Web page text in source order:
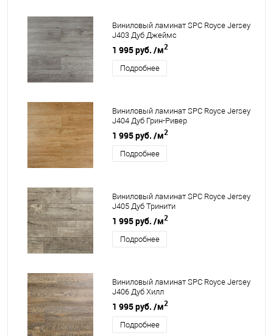
Виниловый ламинат SPC Royce Jersey
J403 Дуб Джеймс
1 995 руб. /м2
Подробнее
Виниловый ламинат SPC Royce Jersey
J404 Дуб Грин-Ривер
1 995 руб. /м2
Подробнее
Виниловый ламинат SPC Royce Jersey
J405 Дуб Тринити
1 995 руб. /м2
Подробнее
Виниловый ламинат SPC Royce Jersey
J406 Дуб Хилл
1 995 руб. /м2
Подробнее